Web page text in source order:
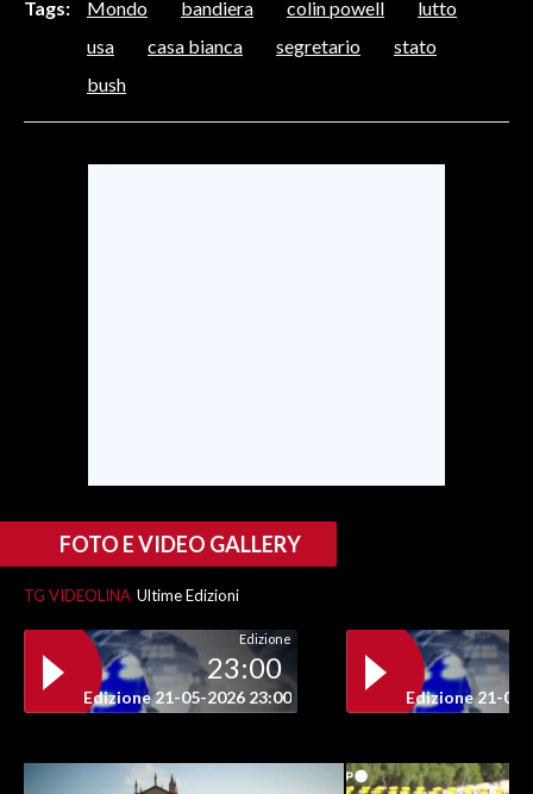
#CARAUNIONE
INSULARITÀ
Tags: Mondo bandiera colin powell
lutto
usa
casa bianca segretario
stato
bush
FOTO E VIDEO GALLERY
TG VIDEOLINA Ultime Edizioni
Edizione
23:00
Edizione 21-05-2026 23:00 Edizione 21-05-